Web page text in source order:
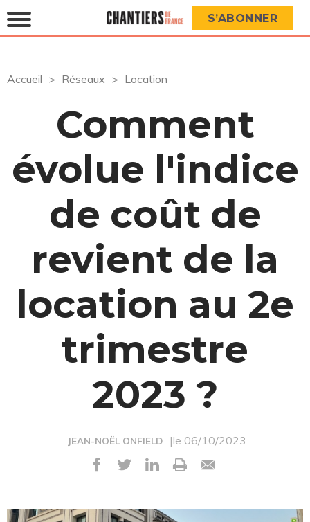
S’ABONNER
Accueil Réseaux Location
Comment
évolue l'indice
de coût de
revient de la
location au 2e
trimestre
2023 ?
JEAN-NOËL ONFIELD |le 06/10/2023